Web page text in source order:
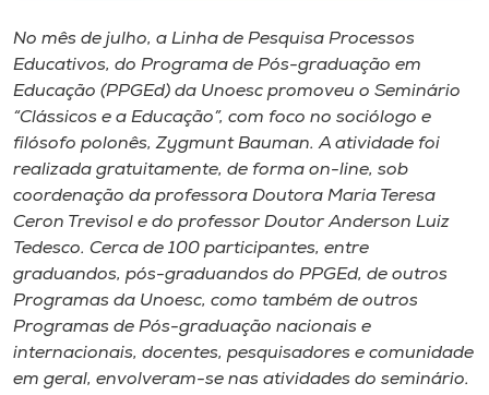
Biblioteca
Editora
Rádio
Museu
Unoesc
Store
No mês de julho, a Linha de Pesquisa Processos
Educativos, do Programa de Pós-graduação em
Educação (PPGEd) da Unoesc promoveu o Seminário
“Clássicos e a Educação”, com foco no sociólogo e
filósofo polonês, Zygmunt Bauman. A atividade foi
realizada gratuitamente, de forma on-line, sob
coordenação da professora Doutora Maria Teresa
Ceron Trevisol e do professor Doutor Anderson Luiz
Tedesco. Cerca de 100 participantes, entre
graduandos, pós-graduandos do PPGEd, de outros
Programas da Unoesc, como também de outros
Programas de Pós-graduação nacionais e
internacionais, docentes, pesquisadores e comunidade
em geral, envolveram-se nas atividades do seminário.